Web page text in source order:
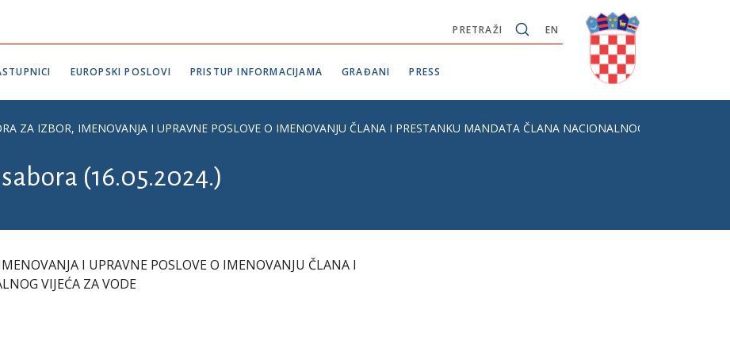
EN
PRETRAŽI
EUROPSKI POSLOVI PRISTUP INFORMACIJAMA GRAĐANI PRESS
ZA IZBOR, IMENOVANJA I UPRAVNE POSLOVE O IMENOVANJU ČLANA I PRESTANKU MANDATA ČLANA NACIONALNOG VIJEĆA ZA
(16.05.2024.)
I UPRAVNE POSLOVE O IMENOVANJU ČLANA I
VIJEĆA ZA VODE